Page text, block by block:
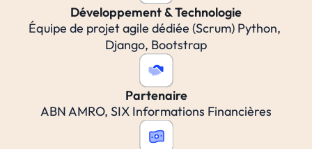
Développement & Technologie
Équipe de projet agile dédiée (Scrum) Python,
Django, Bootstrap
Partenaire
ABN AMRO, SIX Informations Financières